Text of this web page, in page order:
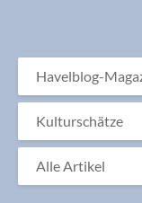
Havelblog-
Kulturschätze
Alle Artikel